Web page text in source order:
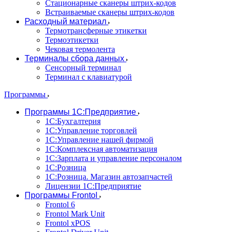
Стационарные сканеры штрих-кодов
Встраиваемые сканеры штрих-кодов
Расходный материал
Термотрансферные этикетки
Термоэтикетки
Чековая термолента
Терминалы сбора данных
Сенсорный терминал
Терминал с клавиатурой
Программы
Программы 1С:Предприятие
1С:Бухгалтерия
1С:Управление торговлей
1С:Управление нашей фирмой
1С:Комплексная автоматизация
1С:Зарплата и управление персоналом
1С:Розница
1С:Розница. Магазин автозапчастей
Лицензии 1С:Предприятие
Программы Frontol
Frontol 6
Frontol Mark Unit
Frontol xPOS